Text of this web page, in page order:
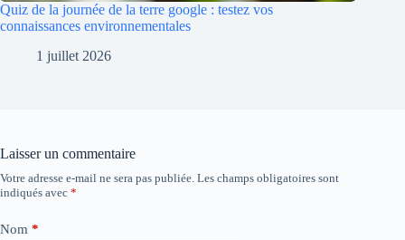
Quiz de la journée de la terre google : testez vos
connaissances environnementales
1 juillet 2026
Laisser un commentaire
Votre adresse e-mail ne sera pas publiée. Les champs obligatoires sont
indiqués avec *
Nom *